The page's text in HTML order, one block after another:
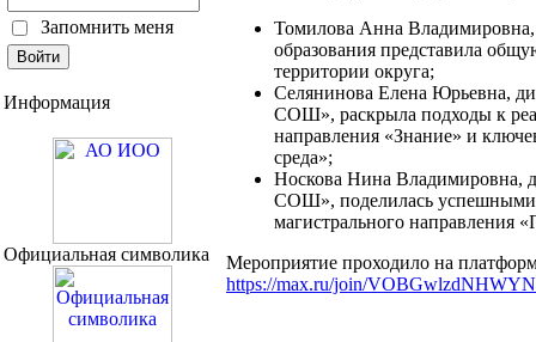
Запомнить меня
Информация
Официальная символика
Томилова Анна Владимировна,
образования представила
территории округа;
Селянинова Елена Юрьевна,
СОШ», раскрыла подходы к
направления «Знание» и
среда»;
Носкова Нина Владимировна,
СОШ», поделилась успешными
магистрального направления
Мероприятие проходило на
https://max.ru/join/